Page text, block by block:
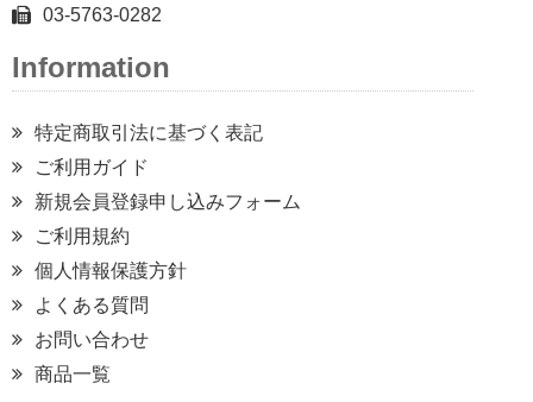
03-5763-0282
Information
特定商取引法に基づく表記
ご利用ガイド
新規会員登録申し込みフォーム
ご利用規約
個人情報保護方針
よくある質問
お問い合わせ
商品一覧